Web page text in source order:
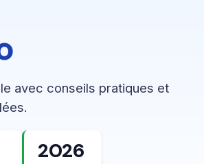
avec conseils pratiques et
2026